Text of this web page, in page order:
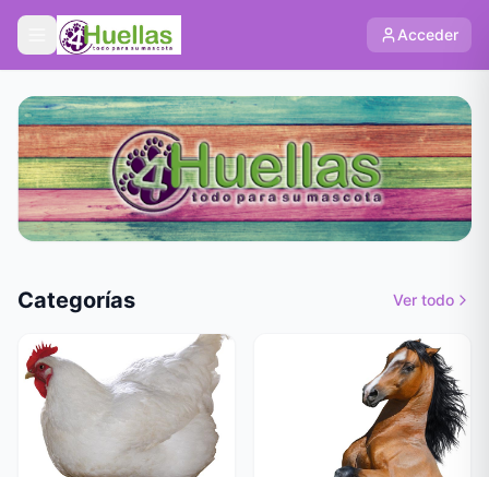
Acceder
Categorías Ver todo